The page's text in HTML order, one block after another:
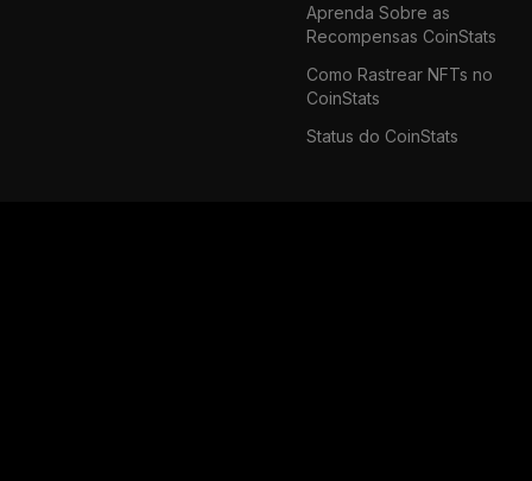
Aprenda Sobre as
Recompensas CoinStats
Como Rastrear NFTs no
CoinStats
Status do CoinStats